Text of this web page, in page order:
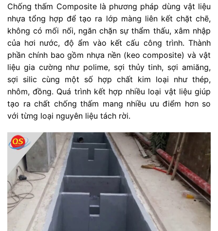
Chống thấm Composite là phương pháp dùng vật liệu
nhựa tổng hợp để tạo ra lớp màng liên kết chặt chẽ,
không có mối nối, ngăn chặn sự thẩm thấu, xâm nhập
của hơi nước, độ ẩm vào kết cấu công trình. Thành
phần chính bao gồm nhựa nền (keo composite) và vật
liệu gia cường như polime, sợi thủy tinh, sợi amiăng,
sợi silic cùng một số hợp chất kim loại như thép,
nhôm, đồng. Quá trình kết hợp nhiều loại vật liệu giúp
tạo ra chất chống thấm mang nhiều ưu điểm hơn so
với từng loại nguyên liệu tách rời.